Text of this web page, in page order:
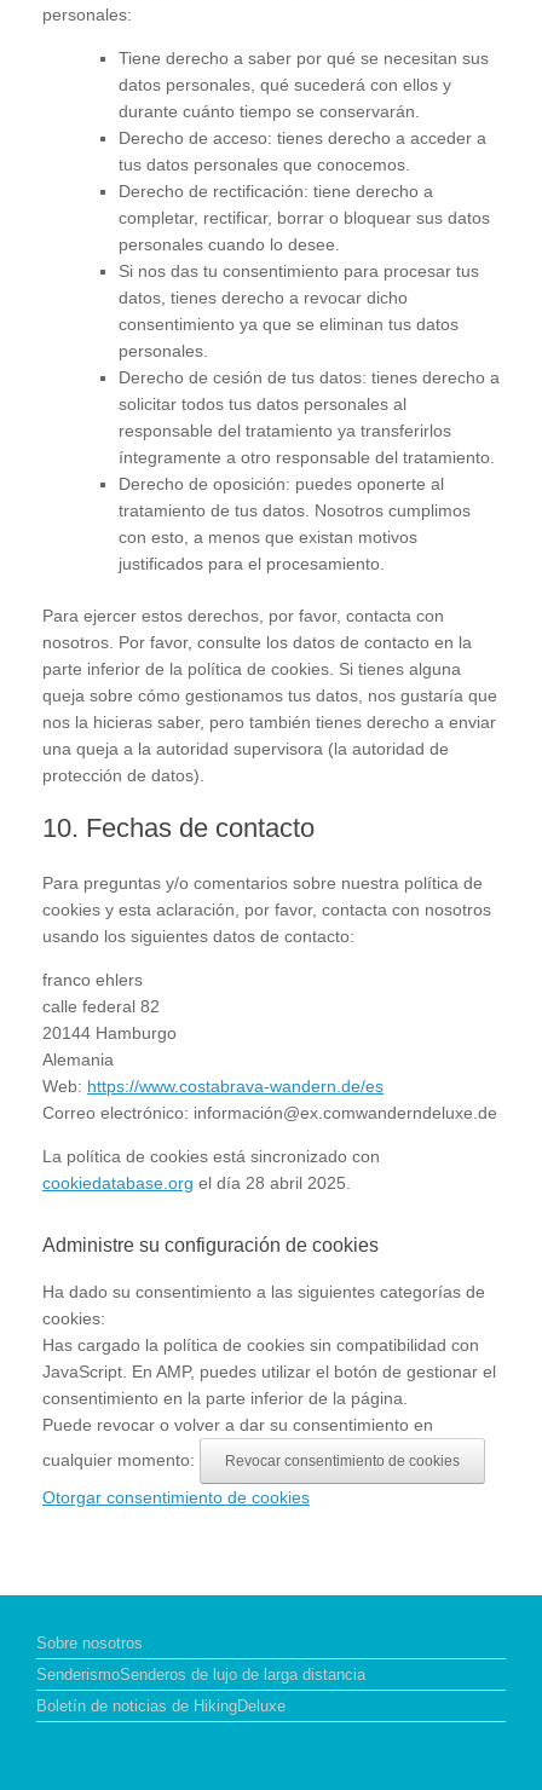
personales:
Tiene derecho a saber por qué se necesitan sus
datos personales, qué sucederá con ellos y
durante cuánto tiempo se conservarán.
Derecho de acceso: tienes derecho a acceder a
tus datos personales que conocemos.
Derecho de rectificación: tiene derecho a
completar, rectificar, borrar o bloquear sus datos
personales cuando lo desee.
Si nos das tu consentimiento para procesar tus
datos, tienes derecho a revocar dicho
consentimiento ya que se eliminan tus datos
personales.
Derecho de cesión de tus datos: tienes derecho a
solicitar todos tus datos personales al
responsable del tratamiento ya transferirlos
íntegramente a otro responsable del tratamiento.
Derecho de oposición: puedes oponerte al
tratamiento de tus datos. Nosotros cumplimos
con esto, a menos que existan motivos
justificados para el procesamiento.
Para ejercer estos derechos, por favor, contacta con
nosotros. Por favor, consulte los datos de contacto en la
parte inferior de la política de cookies. Si tienes alguna
queja sobre cómo gestionamos tus datos, nos gustaría que
nos la hicieras saber, pero también tienes derecho a enviar
una queja a la autoridad supervisora (la autoridad de
protección de datos).
10. Fechas de contacto
Para preguntas y/o comentarios sobre nuestra política de
cookies y esta aclaración, por favor, contacta con nosotros
usando los siguientes datos de contacto:
franco ehlers
calle federal 82
20144 Hamburgo
Alemania
Web: https://www.costabrava-wandern.de/es
Correo electrónico: información@ex.comwanderndeluxe.de
La política de cookies está sincronizado con
cookiedatabase.org el día 28 abril 2025.
Administre su configuración de cookies
Ha dado su consentimiento a las siguientes categorías de
cookies:
Has cargado la política de cookies sin compatibilidad con
JavaScript. En AMP, puedes utilizar el botón de gestionar el
consentimiento en la parte inferior de la página.
Puede revocar o volver a dar su consentimiento en
cualquier momento:
Revocar consentimiento de cookies
Otorgar consentimiento de cookies
Sobre nosotros
SenderismoSenderos de lujo de larga distancia
Boletín de noticias de HikingDeluxe